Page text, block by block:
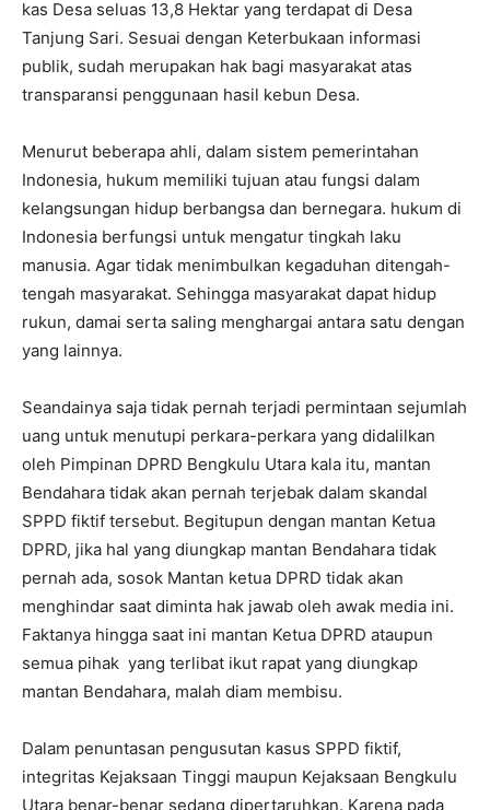
kas Desa seluas 13,8 Hektar yang terdapat di Desa
Tanjung Sari. Sesuai dengan Keterbukaan informasi
publik, sudah merupakan hak bagi masyarakat atas
transparansi penggunaan hasil kebun Desa.
Menurut beberapa ahli, dalam sistem pemerintahan
Indonesia, hukum memiliki tujuan atau fungsi dalam
kelangsungan hidup berbangsa dan bernegara. hukum di
Indonesia berfungsi untuk mengatur tingkah laku
manusia. Agar tidak menimbulkan kegaduhan ditengah-
tengah masyarakat. Sehingga masyarakat dapat hidup
rukun, damai serta saling menghargai antara satu dengan
yang lainnya.
Seandainya saja tidak pernah terjadi permintaan sejumlah
uang untuk menutupi perkara-perkara yang didalilkan
oleh Pimpinan DPRD Bengkulu Utara kala itu, mantan
Bendahara tidak akan pernah terjebak dalam skandal
SPPD fiktif tersebut. Begitupun dengan mantan Ketua
DPRD, jika hal yang diungkap mantan Bendahara tidak
pernah ada, sosok Mantan ketua DPRD tidak akan
menghindar saat diminta hak jawab oleh awak media ini.
Faktanya hingga saat ini mantan Ketua DPRD ataupun
semua pihak yang terlibat ikut rapat yang diungkap
mantan Bendahara, malah diam membisu.
Dalam penuntasan pengusutan kasus SPPD fiktif,
integritas Kejaksaan Tinggi maupun Kejaksaan Bengkulu
Utara benar-benar sedang dipertaruhkan. Karena pada